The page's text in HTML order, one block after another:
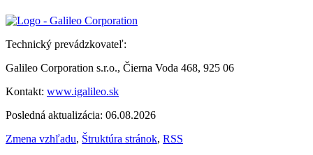
Technický prevádzkovateľ:
Galileo Corporation s.r.o., Čierna Voda 468, 925 06
Kontakt: www.igalileo.sk
Posledná aktualizácia: 06.08.2026
Zmena vzhľadu, Štruktúra stránok, RSS